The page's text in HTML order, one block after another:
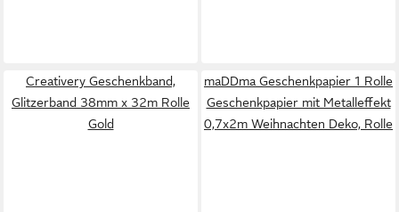
Creativery Geschenkband,
Glitzerband 38mm x 32m Rolle
Gold
maDDma Geschenkpapier 1 Rolle
Geschenkpapier mit Metalleffekt
0,7x2m Weihnachten Deko, Rolle